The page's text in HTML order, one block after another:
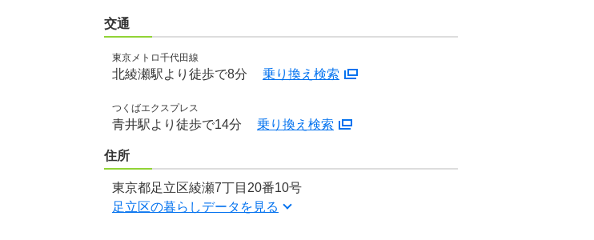
交通
東京メトロ千代田線
北綾瀬駅より徒歩で8分 乗り換え検索
つくばエクスプレス
青井駅より徒歩で14分 乗り換え検索
住所
東京都足立区綾瀬7丁目20番10号
足立区の暮らしデータを見る